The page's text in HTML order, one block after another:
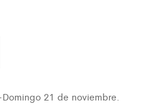
21 de noviembre.